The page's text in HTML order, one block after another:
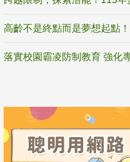
落實校園霸凌防制教育 強化